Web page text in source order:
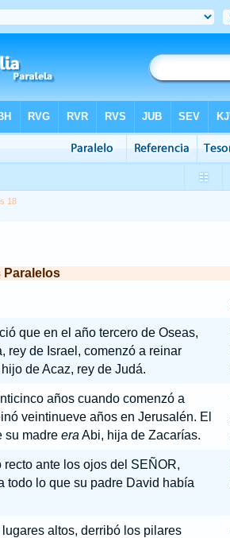
18
que en el año tercero de Oseas,
rey de Israel, comenzó a reinar
de Acaz, rey de Judá.
años cuando comenzó a
veintinueve años en Jerusalén. El
su madre era Abi, hija de Zacarías.
recto ante los ojos del SEÑOR,
todo lo que su padre David había
altos, derribó los pilares